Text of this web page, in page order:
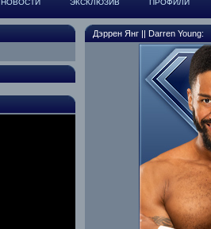
НОВОСТИ ЭКСКЛЮЗИВ ПРОФИЛИ
Дэррен Янг || Darren Young: